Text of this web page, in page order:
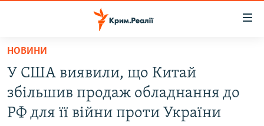
Перейти
основного
матеріалу
Перейти
до
ВОДА.КРИМ
ВІДЕО ТА ФОТО
НОВИНИ
У США виявили, що Китай
збільшив продаж обладнання до
РФ для її війни проти України